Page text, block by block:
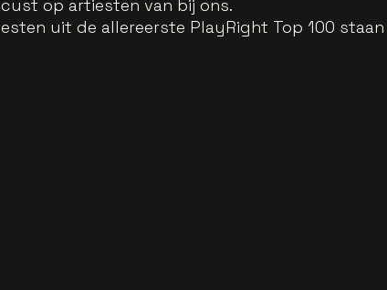
op artiesten van bij ons.
uit de allereerste PlayRight Top 100 staan